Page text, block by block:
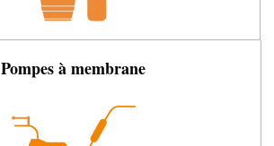
Pompes à membrane